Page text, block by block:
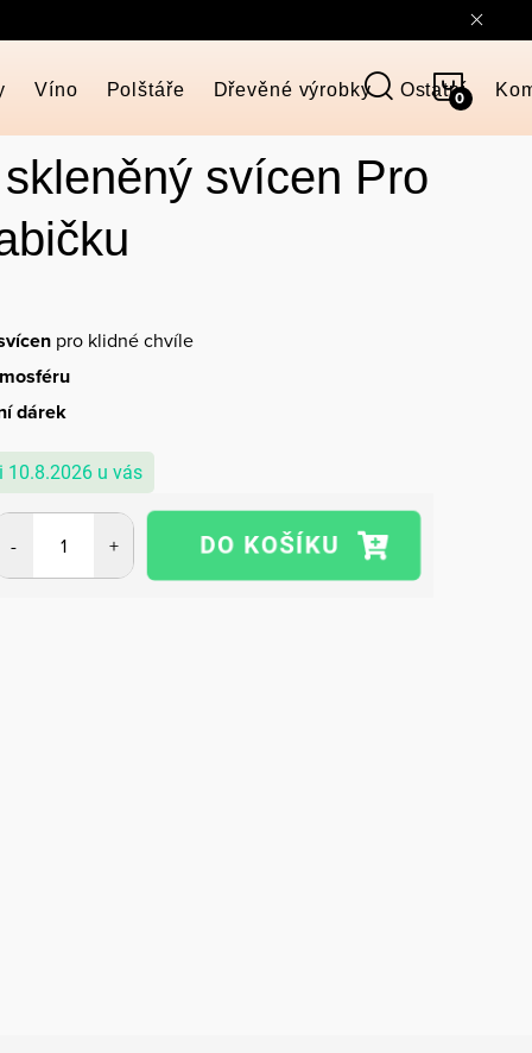
KOŠÍK
Víno Polštáře Dřevěné výrobky Ostatní
svícen Pro
pro klidné chvíle
dárek
10.8.2026